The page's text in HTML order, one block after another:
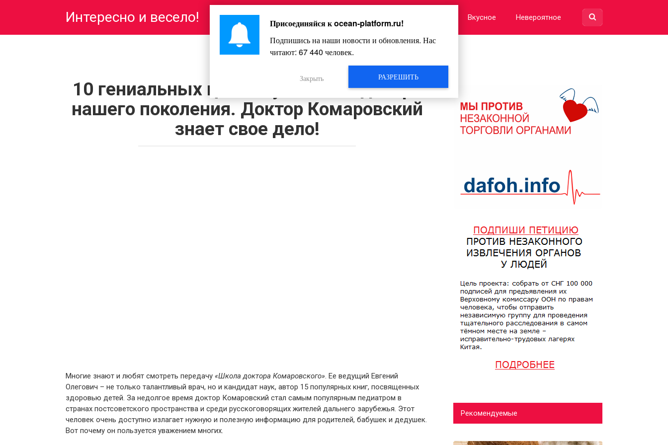
Интересно и весело! Главная Вкусное Невероятное
10 гениальных цитат лучшего педиатра
нашего поколения. Доктор Комаровский
знает свое дело!
Многие знают и любят смотреть передачу «Школа доктора Комаровского». Ее ведущий Евгений
Олегович – не только талантливый врач, но и кандидат наук, автор 15 популярных книг, посвященных
здоровью детей. За недолгое время доктор Комаровский стал самым популярным педиатром в
странах постсоветского пространства и среди русскоговорящих жителей дальнего зарубежья. Этот
человек очень доступно излагает нужную и полезную информацию для родителей, бабушек и дедушек.
Вот почему он пользуется уважением многих.
Рекомендуемые
Присоединяйся кocean-platform.ru!
Подпишись на наши новости и обновления. Нас
читают: 67 440 человек.
РАЗРЕШИТЬ
Закрыть